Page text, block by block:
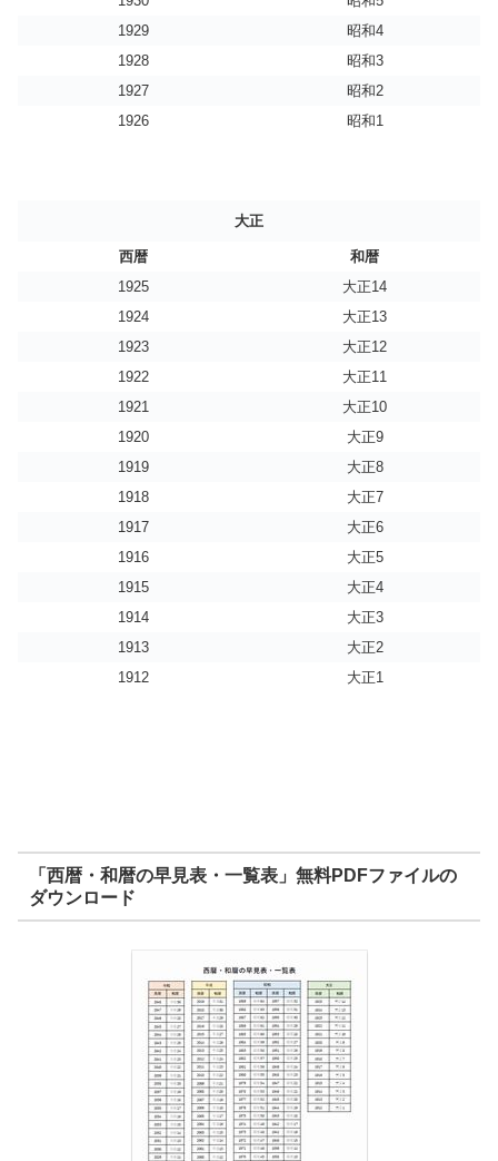
1929
昭和4
1928
昭和3
1927
昭和2
1926
昭和1
大正
西暦
和暦
1925
大正14
1924
大正13
1923
大正12
1922
大正11
1921
大正10
1920
大正9
1919
大正8
1918
大正7
1917
大正6
1916
大正5
1915
大正4
1914
大正3
1913
大正2
1912
大正1
「西暦・和暦の早見表・一覧表」無料PDFファイルの
ダウンロード